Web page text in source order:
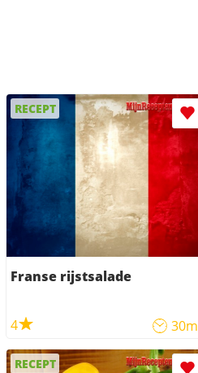
RECEPT
Franse rijstsalade
4 30m
RECEPT